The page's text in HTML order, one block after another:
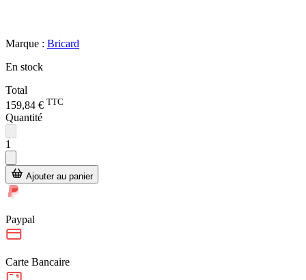
Marque : Bricard
En stock
Total
159,84 € TTC
Quantité
1
Ajouter au panier
Paypal
Carte Bancaire